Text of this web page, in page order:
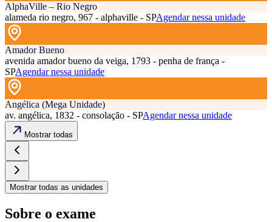
AlphaVille – Rio Negro
alameda rio negro, 967 - alphaville - SPAgendar nessa unidade
Amador Bueno
avenida amador bueno da veiga, 1793 - penha de frança -
SPAgendar nessa unidade
Angélica (Mega Unidade)
av. angélica, 1832 - consolação - SPAgendar nessa unidade
Mostrar todas
Mostrar todas as unidades
Sobre o exame